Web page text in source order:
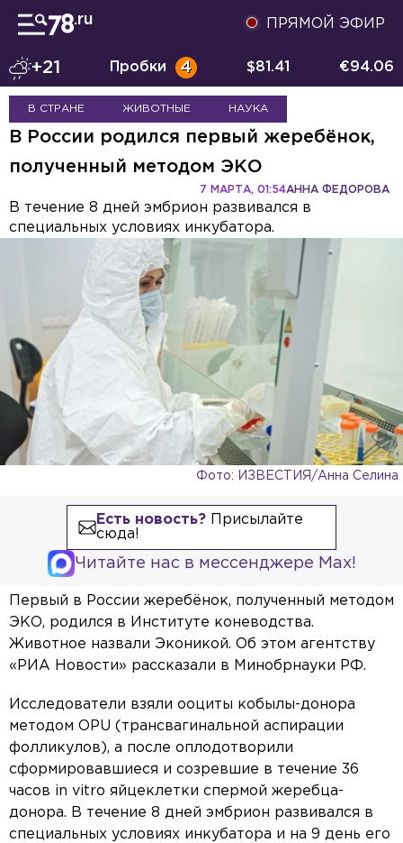
ПРЯМОЙ ЭФИР
+21 Пробки 4 $81.41 €94.06
В СТРАНЕ ЖИВОТНЫЕ НАУКА
В России родился первый жеребёнок,
полученный методом ЭКО
АННА ФЕДОРОВА
7 МАРТА, 01:54
В течение 8 дней эмбрион развивался в
специальных условиях инкубатора.
Фото: ИЗВЕСТИЯ/Анна Селина
Есть новость?Присылайте
сюда!
Читайте нас в мессенджере Max!
Первый в России жеребёнок, полученный методом
ЭКО, родился в Институте коневодства.
Животное назвали Эконикой. Об этом агентству
«РИА Новости» рассказали в Минобрнауки РФ.
Исследователи взяли ооциты кобылы-донора
методом OPU (трансвагинальной аспирации
фолликулов), а после оплодотворили
сформировавшиеся и созревшие в течение 36
часов in vitro яйцеклетки спермой жеребца-
донора. В течение 8 дней эмбрион развивался в
специальных условиях инкубатора и на 9 день его